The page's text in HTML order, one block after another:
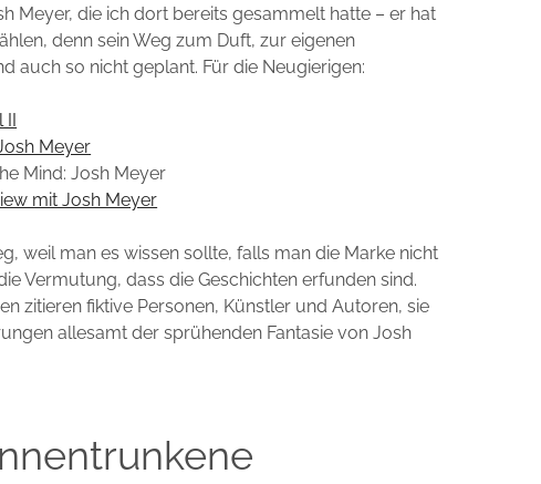
Meyer, die ich dort bereits gesammelt hatte – er hat
denn sein Weg zum Duft, zur eigenen
auch so nicht geplant. Für die Neugierigen:
Meyer
Mind: Josh Meyer
mit Josh Meyer
weil man es wissen sollte, falls man die Marke nicht
Vermutung, dass die Geschichten erfunden sind.
zitieren fiktive Personen, Künstler und Autoren, sie
allesamt der sprühenden Fantasie von Josh